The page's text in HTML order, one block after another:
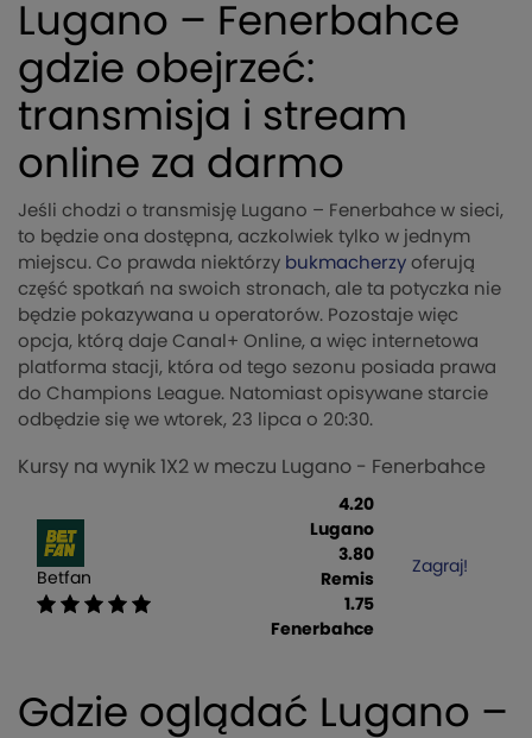
Lugano – Fenerbahce
gdzie obejrzeć:
transmisja i stream
online za darmo
Jeśli chodzi o transmisję Lugano – Fenerbahce w sieci,
to będzie ona dostępna, aczkolwiek tylko w jednym
miejscu. Co prawda niektórzy bukmacherzy oferują
część spotkań na swoich stronach, ale ta potyczka nie
będzie pokazywana u operatorów. Pozostaje więc
opcja, którą daje Canal+ Online, a więc internetowa
platforma stacji, która od tego sezonu posiada prawa
do Champions League. Natomiast opisywane starcie
odbędzie się we wtorek, 23 lipca o 20:30.
Kursy na wynik 1X2 w meczu Lugano - Fenerbahce
Betfan
4.20
Lugano
3.80
Remis
1.75
Fenerbahce
Zagraj!
Gdzie oglądać Lugano –